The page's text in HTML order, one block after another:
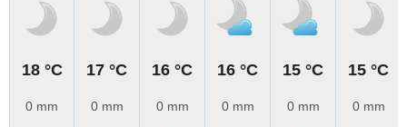
18 °C
0 mm
17 °C
0 mm
16 °C
0 mm
16 °C
0 mm
15 °C
0 mm
15 °C
0 mm